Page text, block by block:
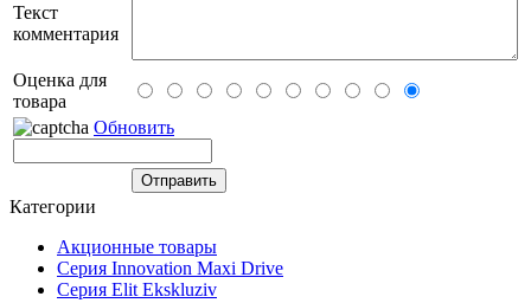
Текст
комментария
Оценка для
товара
Обновить
Категории
Акционные товары
Серия Innovation Maxi Drive
Серия Elit Ekskluziv